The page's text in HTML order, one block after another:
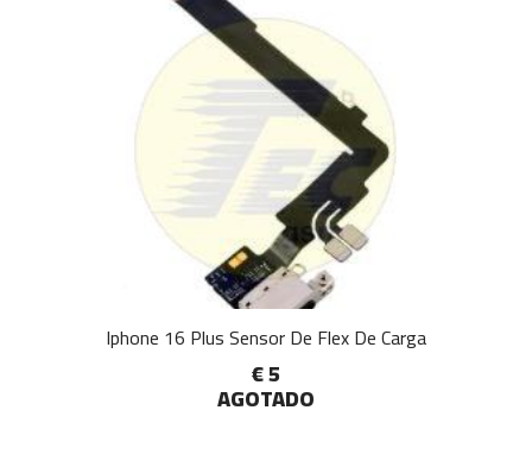
Iphone 16 Plus Sensor De Flex De Carga
€ 5
AGOTADO